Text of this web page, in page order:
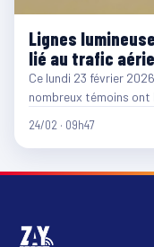
Lignes
lié au trafic
Ce lundi 23 février
nombreux témoins ont
24/02 · 09h47